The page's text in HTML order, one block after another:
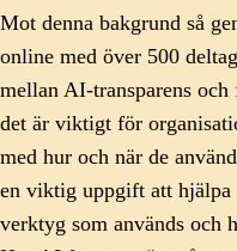
Mot denna bakgrund så
online med över 500
mellan AI-transparens
det är viktigt för
med hur och när de
en viktig uppgift att
verktyg som används och